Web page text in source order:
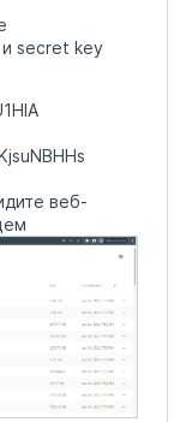
secret key
веб-